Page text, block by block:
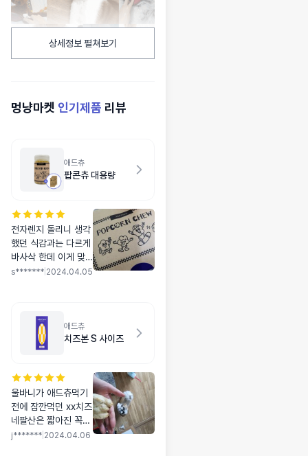
상세정보 펼쳐보기
멍냥마켓 인기제품 리뷰
애드츄
팝콘츄 대용량
전자렌지 돌리니 생각
했던 식감과는 다르게
바사삭 한데 이게 맞
나 모르겠네요 고소한
s******* 2024.04.05
애드츄
치즈본 S 사이즈
울바니가 애드츄먹기
전에 잠깐먹던 xx치즈
네팔산은 짧아진 꼭다
리 자레인지돌려줘도
j******* 2024.04.06